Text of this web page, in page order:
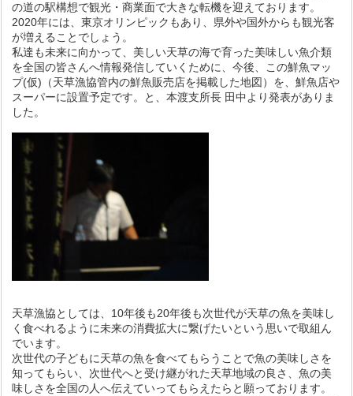
の道の駅構想で観光・商業面で大きな転機を迎えております。
2020年には、東京オリンピックもあり、県外や国外からも観光客
が増えることでしょう。
私達も未来に向かって、美しい天草の海で育った美味しい魚介類
を全国の皆さんへ情報発信していくために、今後、この鮮魚マッ
プ(仮)（天草漁協管内の鮮魚販売店を掲載した地図）を、鮮魚店や
スーパーに設置予定です。と、本渡支所長 田中より発表がありま
した。
天草漁協としては、10年後も20年後も次世代が天草の魚を美味し
く食べれるように未来の消費拡大に繋げたいという思いで取組ん
でいます。
次世代の子どもに天草の魚を食べてもらうことで魚の美味しさを
知ってもらい、 次世代へと受け継がれた天草地域の良さ、魚の美
味しさを全国の人へ伝えていってもらえたらと願っております。